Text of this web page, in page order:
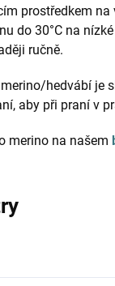
prostředkem na
do 30°C na
ručně.
hedvábí je
aby při praní v
merino na našem